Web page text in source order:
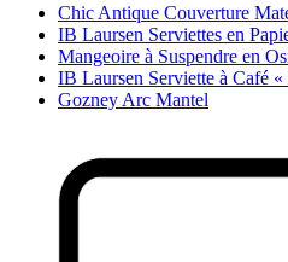
Chic Antique Couverture
IB Laursen Serviettes en
Mangeoire à Suspendre en
IB Laursen Serviette à Café
Gozney Arc Mantel